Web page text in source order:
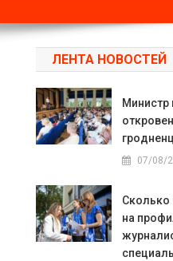
ЛЕНТА НОВОСТЕЙ
07/08/
Сколько
на